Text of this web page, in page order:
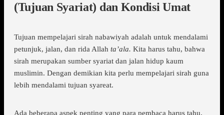
(Tujuan Syariat) dan Kondisi Umat
Tujuan mempelajari sirah nabawiyah adalah untuk mendalami
petunjuk, jalan, dan rida Allah ta’ala. Kita harus tahu, bahwa
sirah merupakan sumber syariat dan jalan hidup kaum
muslimin. Dengan demikian kita perlu mempelajari sirah guna
lebih mendalami tujuan syareat.
Ada beberapa aspek penting yang para pembaca harus tahu.